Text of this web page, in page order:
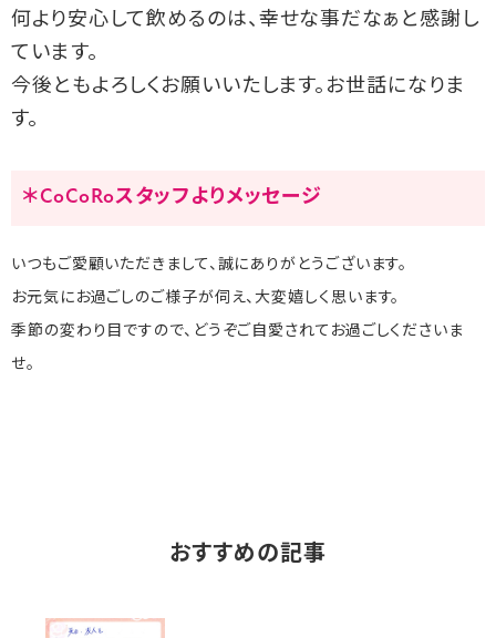
何より安心して飲めるのは、幸せな事だなぁと感謝し
ています。
今後ともよろしくお願いいたします。お世話になりま
す。
＊CoCoRoスタッフよりメッセージ
いつもご愛顧いただきまして、誠にありがとうございます。
お元気にお過ごしのご様子が伺え、大変嬉しく思います。
季節の変わり目ですので、どうぞご自愛されてお過ごしくださいま
せ。
おすすめの記事